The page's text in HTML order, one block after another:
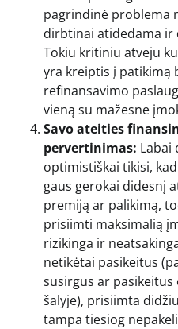
pagrindinė problema
dirbtinai atidedama ir
Tokiu kritiniu atveju
yra kreiptis į patikimą
refinansavimo
vieną su mažesne
Savo ateities
pervertinimas: Labai
optimistiškai tikisi,
gaus gerokai didesnį
premiją ar palikimą,
prisiimti maksimalią
rizikinga ir
netikėtai pasikeitus
susirgus ar
šalyje), prisiimta
tampa tiesiog